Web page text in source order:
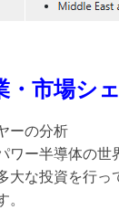
・市場シ
ーの分析
ワー半導体の世
大な投資を行